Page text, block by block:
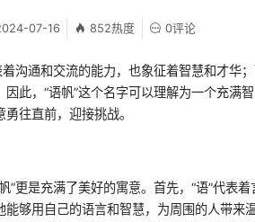
07-16 852热度 0评论
沟通和交流的能力，也象征着智慧和才华
因此，“语帆”这个名字可以理解为一个充满
往直前，迎接挑战。
”更是充满了美好的寓意。首先，“语”代表
够用自己的语言和智慧，为周围的人带来